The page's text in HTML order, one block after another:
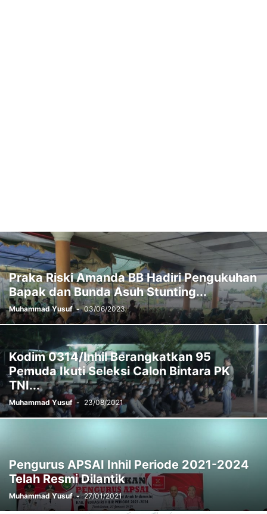
Praka Riski Amanda BB Hadiri Pengukuhan
Bapak dan Bunda Asuh Stunting...
Muhammad Yusuf - 03/06/2023
Kodim 0314/Inhil Berangkatkan 95
Pemuda Ikuti Seleksi Calon Bintara PK
TNI...
Muhammad Yusuf - 23/08/2021
Pengurus APSAI Inhil Periode 2021-2024
Telah Resmi Dilantik
Muhammad Yusuf - 27/01/2021